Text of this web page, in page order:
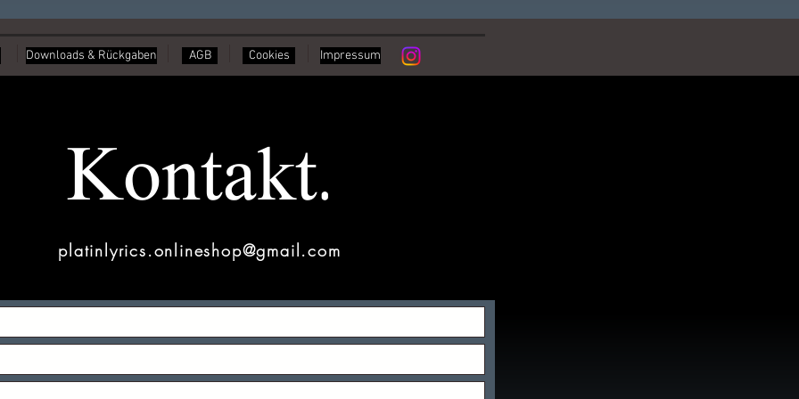
Downloads & Rückgaben AGB Cookies Impressum
Kontakt.
platinlyrics.onlineshop@gmail.com